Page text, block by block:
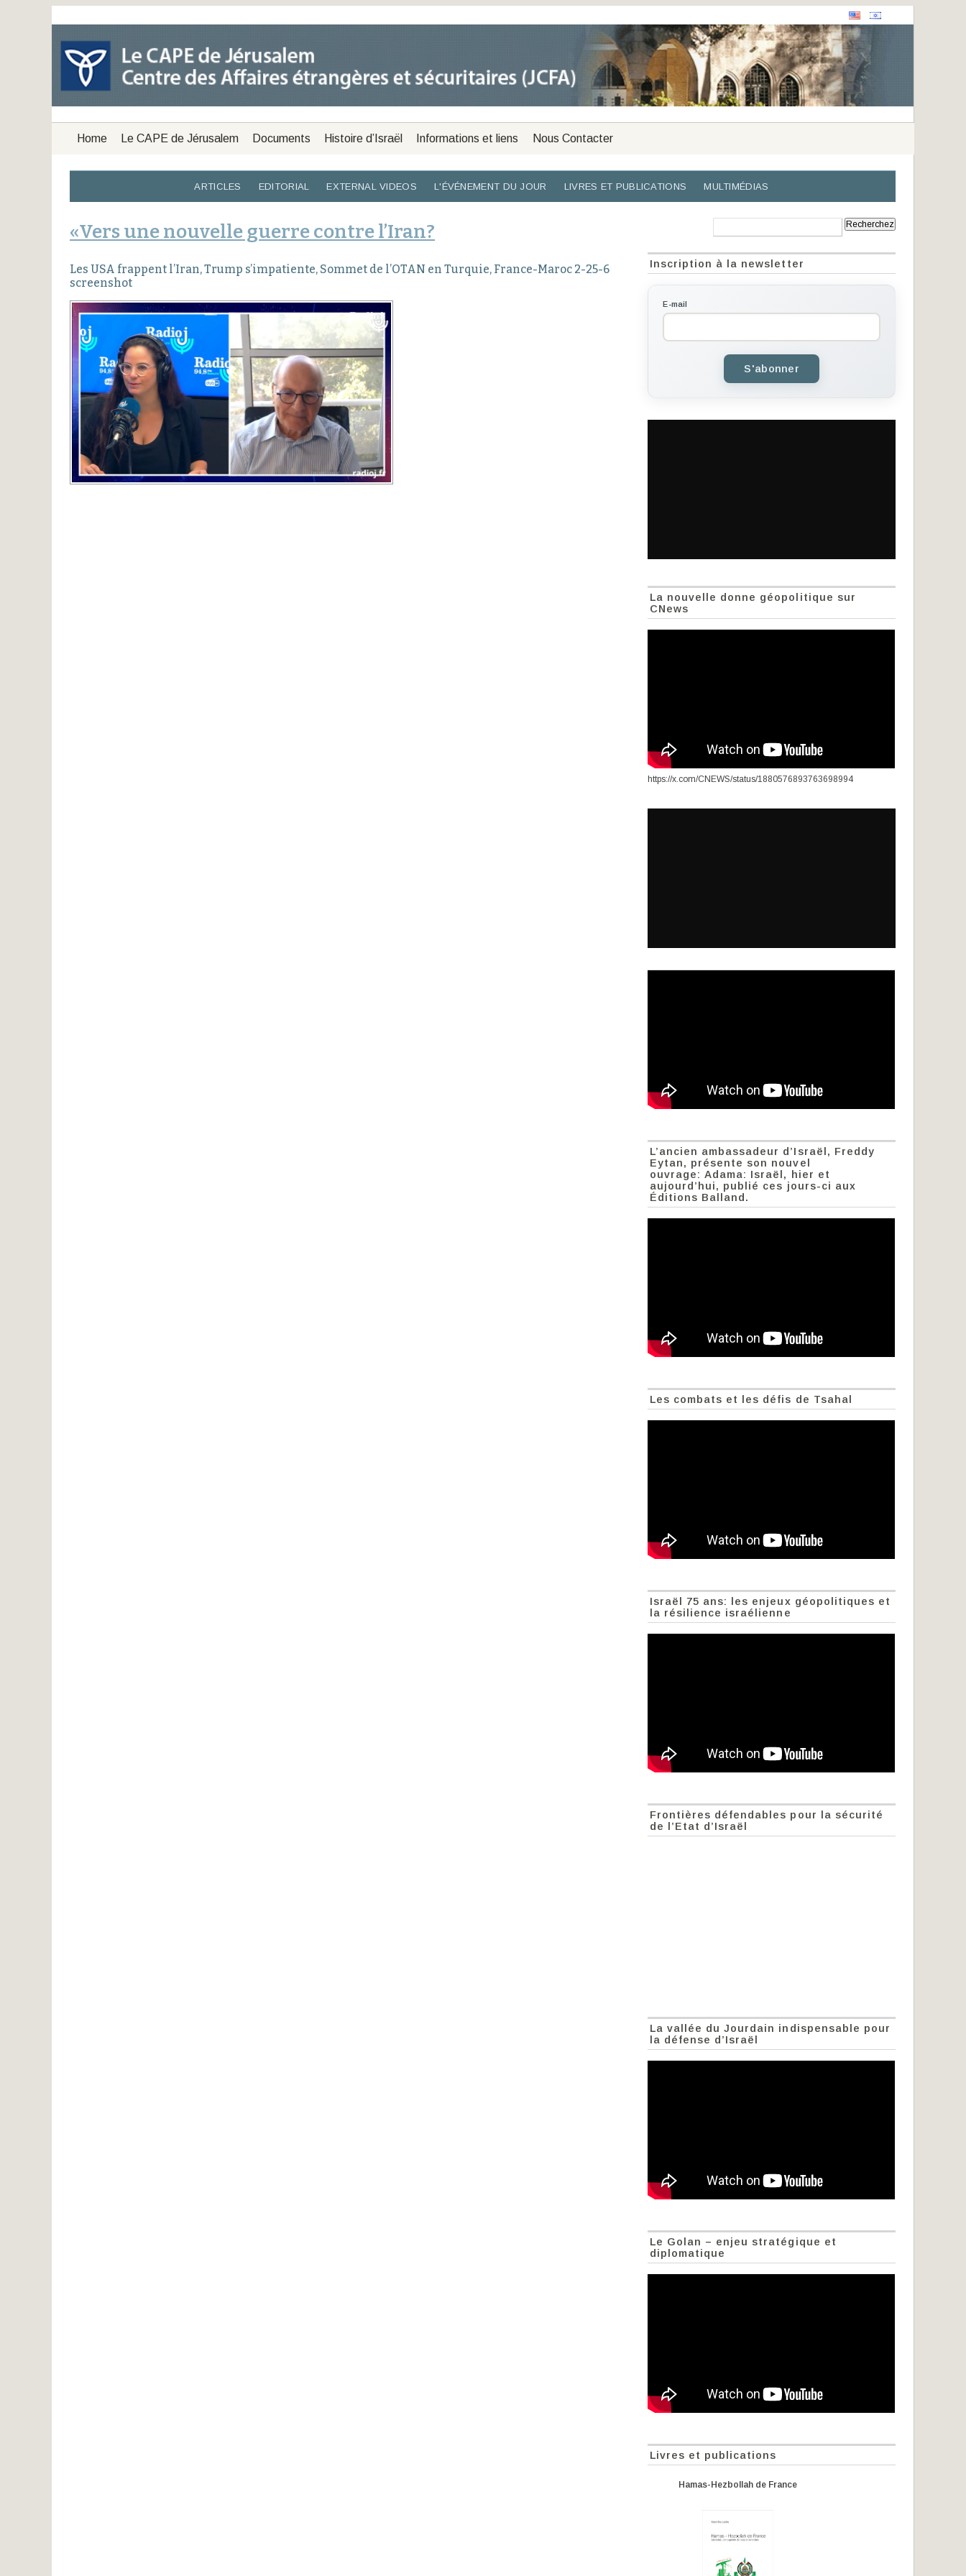
Home Le CAPE de Jérusalem Documents Histoire d’Israël Informations et liens Nous Contacter
ARTICLES EDITORIAL EXTERNAL VIDEOS L'ÉVÉNEMENT DU JOUR LIVRES ET PUBLICATIONS MULTIMÉDIAS
«Vers une nouvelle guerre contre l’Iran?
Les USA frappent l’Iran, Trump s’impatiente, Sommet de l’OTAN en Turquie, France-Maroc 2-25-6
screenshot
Inscription à la newsletter
E-mail
S'abonner
La nouvelle donne géopolitique sur
CNews
https://x.com/CNEWS/status/1880576893763698994
L’ancien ambassadeur d’Israël, Freddy
Eytan, présente son nouvel
ouvrage: Adama: Israël, hier et
aujourd’hui, publié ces jours-ci aux
Éditions Balland.
Les combats et les défis de Tsahal
Israël 75 ans: les enjeux géopolitiques et
la résilience israélienne
Frontières défendables pour la sécurité
de l’Etat d’Israël
La vallée du Jourdain indispensable pour
la défense d’Israël
Le Golan – enjeu stratégique et
diplomatique
Livres et publications
Hamas-Hezbollah de France